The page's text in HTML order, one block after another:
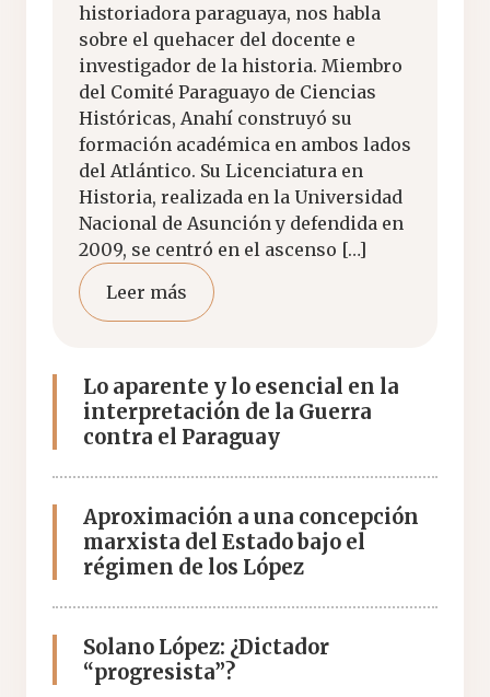
historiadora paraguaya, nos habla
sobre el quehacer del docente e
investigador de la historia. Miembro
del Comité Paraguayo de Ciencias
Históricas, Anahí construyó su
formación académica en ambos lados
del Atlántico. Su Licenciatura en
Historia, realizada en la Universidad
Nacional de Asunción y defendida en
2009, se centró en el ascenso […]
Leer más
Lo aparente y lo esencial en la
interpretación de la Guerra
contra el Paraguay
Aproximación a una concepción
marxista del Estado bajo el
régimen de los López
Solano López: ¿Dictador
“progresista”?